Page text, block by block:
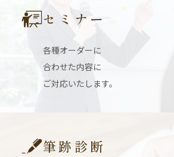
セミナー
各種オーダーに
合わせた内容に
ご対応いたします。
筆跡診断